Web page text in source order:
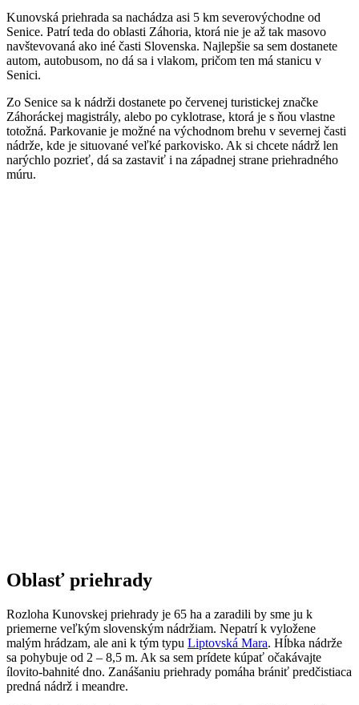
Kunovská priehrada sa nachádza asi 5 km severovýchodne od
Senice. Patrí teda do oblasti Záhoria, ktorá nie je až tak masovo
navštevovaná ako iné časti Slovenska. Najlepšie sa sem dostanete
autom, autobusom, no dá sa i vlakom, pričom ten má stanicu v
Senici.
Zo Senice sa k nádrži dostanete po červenej turistickej značke
Záhoráckej magistrály, alebo po cyklotrase, ktorá je s ňou vlastne
totožná. Parkovanie je možné na východnom brehu v severnej časti
nádrže, kde je situované veľké parkovisko. Ak si chcete nádrž len
narýchlo pozrieť, dá sa zastaviť i na západnej strane priehradného
múru.
Oblasť priehrady
Rozloha Kunovskej priehrady je 65 ha a zaradili by sme ju k
priemerne veľkým slovenským nádržiam. Nepatrí k vyložene
malým hrádzam, ale ani k tým typu Liptovská Mara. Hĺbka nádrže
sa pohybuje od 2 – 8,5 m. Ak sa sem prídete kúpať očakávajte
ílovito‑bahnité dno. Zanášaniu priehrady pomáha brániť predčistiaca
predná nádrž i meandre.